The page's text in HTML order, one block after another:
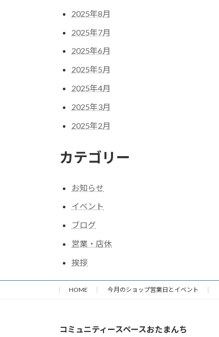
2025年8月
2025年7月
2025年6月
2025年5月
2025年4月
2025年3月
2025年2月
カテゴリー
お知らせ
イベント
ブログ
営業・店休
挨拶
HOME 今月のショップ営業日とイベント
コミュニティースペースおたまんち